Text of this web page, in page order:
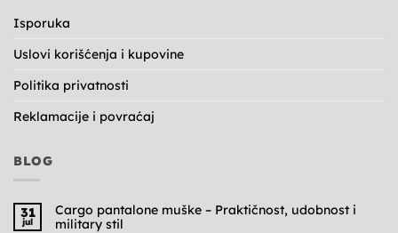
Isporuka
Uslovi korišćenja i kupovine
Politika privatnosti
Reklamacije i povraćaj
BLOG
31
jul
Cargo pantalone muške – Praktičnost, udobnost i
military stil